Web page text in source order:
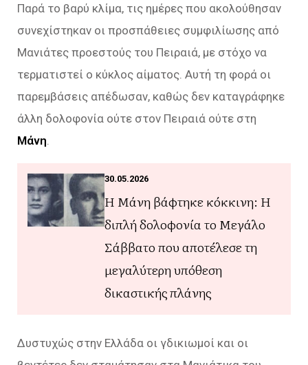
Παρά το βαρύ κλίμα, τις ημέρες που ακολούθησαν
συνεχίστηκαν οι προσπάθειες συμφιλίωσης από
Μανιάτες προεστούς του Πειραιά, με στόχο να
τερματιστεί ο κύκλος αίματος. Αυτή τη φορά οι
παρεμβάσεις απέδωσαν, καθώς δεν καταγράφηκε
άλλη δολοφονία ούτε στον Πειραιά ούτε στη
Μάνη
30.05.2026
Η Μάνη βάφτηκε κόκκινη: Η
διπλή δολοφονία το Μεγάλο
Σάββατο που αποτέλεσε τη
μεγαλύτερη υπόθεση
δικαστικής πλάνης
Δυστυχώς στην Ελλάδα οι γδικιωμοί και οι